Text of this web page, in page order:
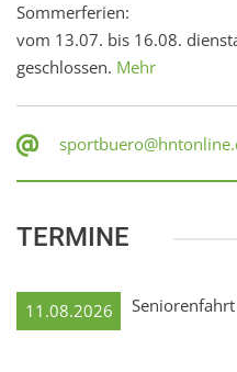
Sommerferien:
vom 13.07. bis 16.08.
geschlossen. Mehr
TERMINE
11.08.2026